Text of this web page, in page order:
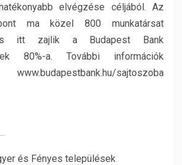
elvégzése céljából. Az
ma közel 800 munkatársat
itt zajlik a Budapest Bank
80%-a. További információk
sajtoszoba
és Fényes települések